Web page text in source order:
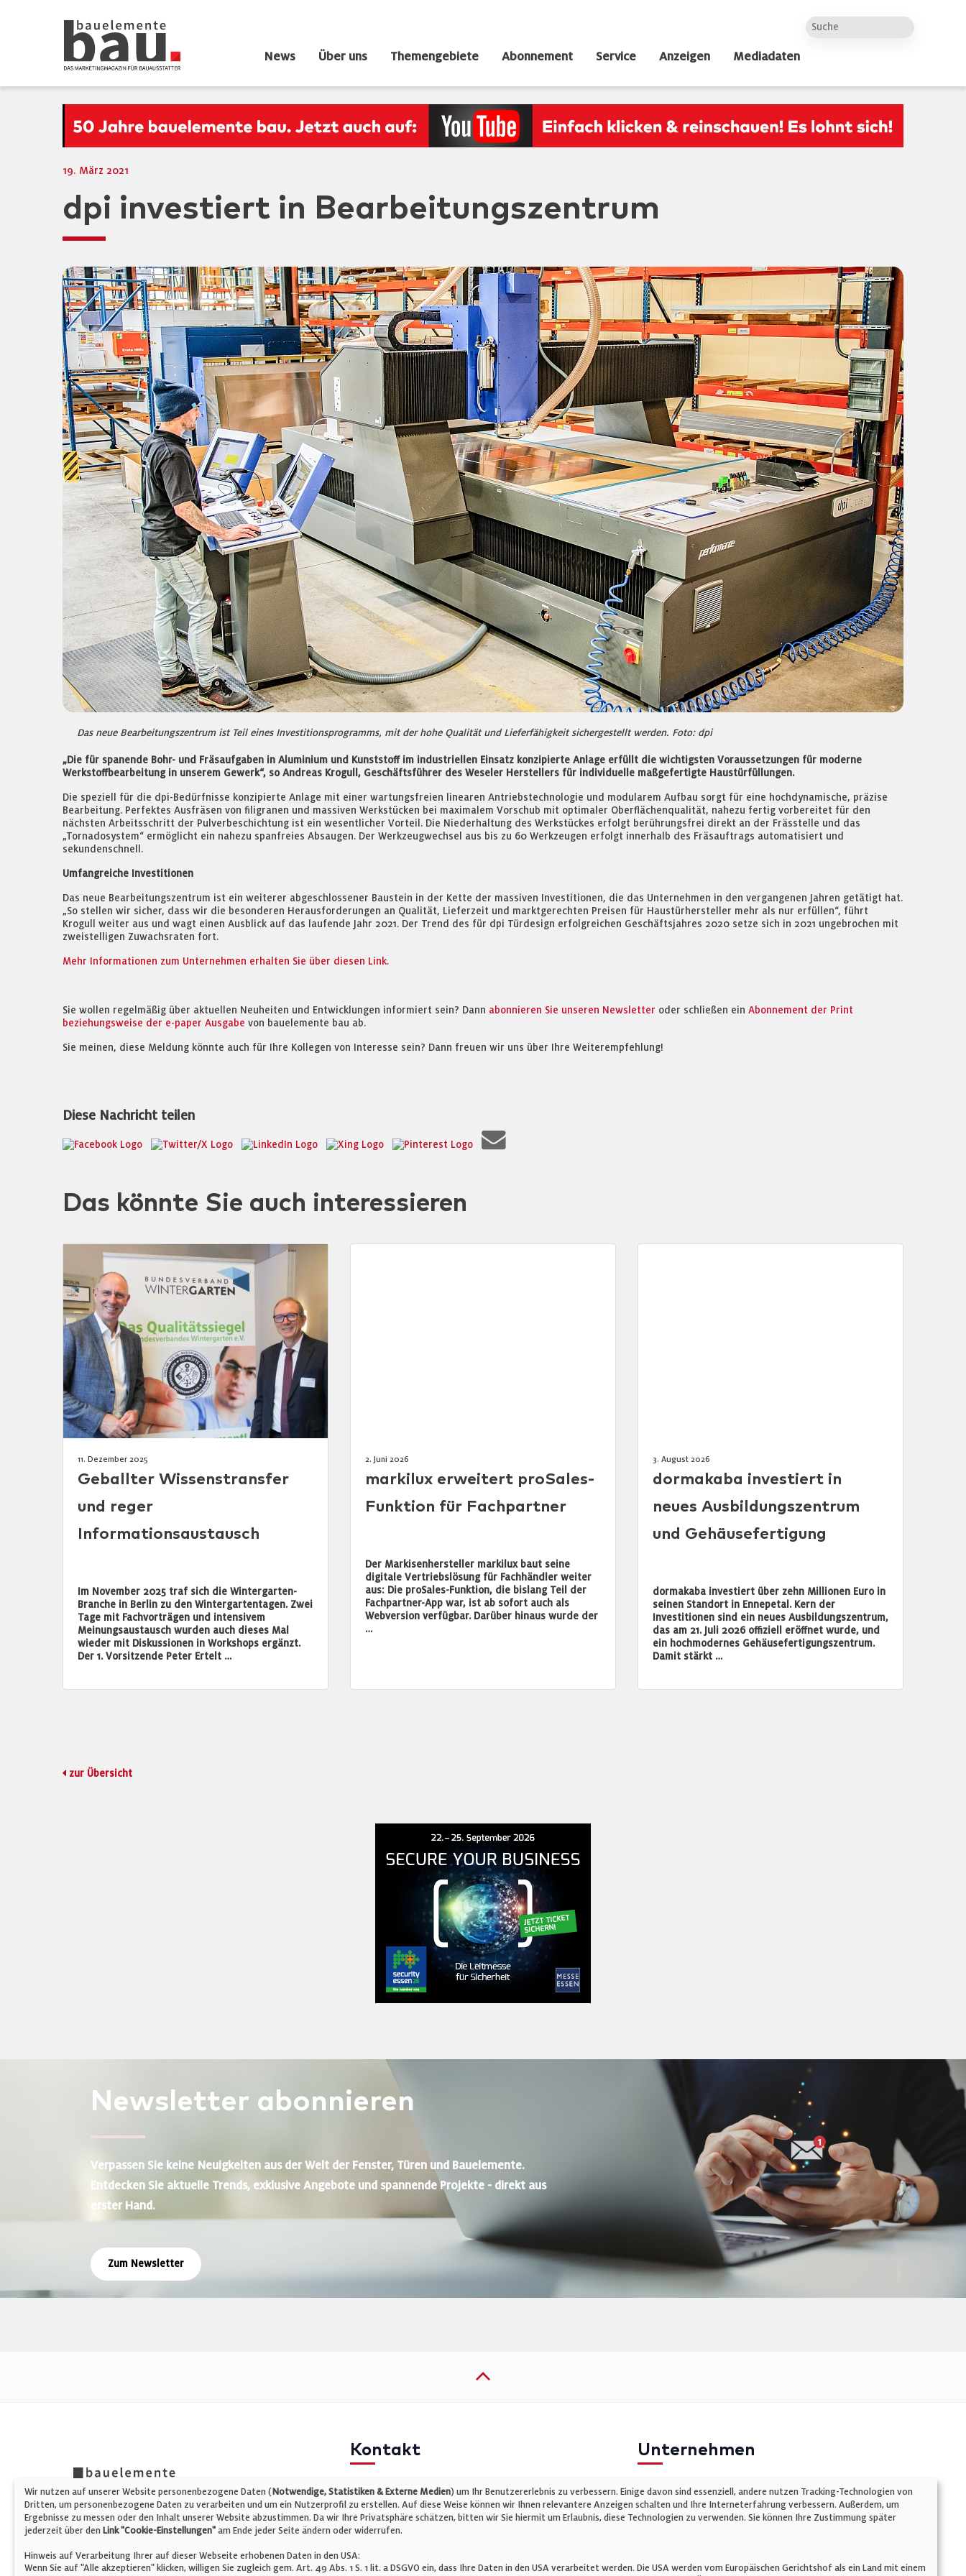
News Über uns Themengebiete Abonnement Service Anzeigen Mediadaten
19. März 2021
dpi investiert in Bearbeitungszentrum
Das neue Bearbeitungszentrum ist Teil eines Investitionsprogramms, mit der hohe Qualität und Lieferfähigkeit sichergestellt werden. Foto: dpi
„Die für spanende Bohr- und Fräsaufgaben in Aluminium und Kunststoff im industriellen Einsatz konzipierte Anlage erfüllt die wichtigsten Voraussetzungen für moderne
Werkstoffbearbeitung in unserem Gewerk“, so Andreas Krogull, Geschäftsführer des Weseler Herstellers für individuelle maßgefertigte Haustürfüllungen.
Die speziell für die dpi-Bedürfnisse konzipierte Anlage mit einer wartungsfreien linearen Antriebstechnologie und modularem Aufbau sorgt für eine hochdynamische, präzise
Bearbeitung. Perfektes Ausfräsen von filigranen und massiven Werkstücken bei maximalem Vorschub mit optimaler Oberflächenqualität, nahezu fertig vorbereitet für den
nächsten Arbeitsschritt der Pulverbeschichtung ist ein wesentlicher Vorteil. Die Niederhaltung des Werkstückes erfolgt berührungsfrei direkt an der Frässtelle und das
„Tornadosystem“ ermöglicht ein nahezu spanfreies Absaugen. Der Werkzeugwechsel aus bis zu 60 Werkzeugen erfolgt innerhalb des Fräsauftrags automatisiert und
sekundenschnell.
Umfangreiche Investitionen
Das neue Bearbeitungszentrum ist ein weiterer abgeschlossener Baustein in der Kette der massiven Investitionen, die das Unternehmen in den vergangenen Jahren getätigt hat.
„So stellen wir sicher, dass wir die besonderen Herausforderungen an Qualität, Lieferzeit und marktgerechten Preisen für Haustürhersteller mehr als nur erfüllen“, führt
Krogull weiter aus und wagt einen Ausblick auf das laufende Jahr 2021. Der Trend des für dpi Türdesign erfolgreichen Geschäftsjahres 2020 setze sich in 2021 ungebrochen mit
zweistelligen Zuwachsraten fort.
Mehr Informationen zum Unternehmen erhalten Sie über diesen Link.
Sie wollen regelmäßig über aktuellen Neuheiten und Entwicklungen informiert sein? Dann abonnieren Sie unseren Newsletter oder schließen ein Abonnement der Print
beziehungsweise der e-paper Ausgabe von bauelemente bau ab.
Sie meinen, diese Meldung könnte auch für Ihre Kollegen von Interesse sein? Dann freuen wir uns über Ihre Weiterempfehlung!
Diese Nachricht teilen
Das könnte Sie auch interessieren
11. Dezember 2025
Geballter Wissenstransfer
und reger
Informationsaustausch
Im November 2025 traf sich die Wintergarten-
Branche in Berlin zu den Wintergartentagen. Zwei
Tage mit Fachvorträgen und intensivem
Meinungsaustausch wurden auch dieses Mal
wieder mit Diskussionen in Workshops ergänzt.
Der 1. Vorsitzende Peter Ertelt …
2. Juni 2026
markilux erweitert proSales-
Funktion für Fachpartner
Der Markisenhersteller markilux baut seine
digitale Vertriebslösung für Fachhändler weiter
aus: Die proSales-Funktion, die bislang Teil der
Fachpartner-App war, ist ab sofort auch als
Webversion verfügbar. Darüber hinaus wurde der
…
3. August 2026
dormakaba investiert in
neues Ausbildungszentrum
und Gehäusefertigung
dormakaba investiert über zehn Millionen Euro in
seinen Standort in Ennepetal. Kern der
Investitionen sind ein neues Ausbildungszentrum,
das am 21. Juli 2026 offiziell eröffnet wurde, und
ein hochmodernes Gehäusefertigungszentrum.
Damit stärkt …
zur Übersicht
Newsletter abonnieren
Verpassen Sie keine Neuigkeiten aus der Welt der Fenster, Türen und Bauelemente.
Entdecken Sie aktuelle Trends, exklusive Angebote und spannende Projekte - direkt aus
erster Hand.
Zum Newsletter
Kontakt
E-Mail:info@bauelemente-bau.eu
Unternehmen
Datenschutz
Cookie-Einstellungen
Wir nutzen auf unserer Website personenbezogene Daten (Notwendige, Statistiken & Externe Medien) um Ihr Benutzererlebnis zu verbessern. Einige davon sind essenziell, andere nutzen Tracking-Technologien von
Dritten, um personenbezogene Daten zu verarbeiten und um ein Nutzerprofil zu erstellen. Auf diese Weise können wir Ihnen relevantere Anzeigen schalten und Ihre Interneterfahrung verbessern. Außerdem, um
Ergebnisse zu messen oder den Inhalt unserer Website abzustimmen. Da wir Ihre Privatsphäre schätzen, bitten wir Sie hiermit um Erlaubnis, diese Technologien zu verwenden. Sie können Ihre Zustimmung später
jederzeit über den Link "Cookie-Einstellungen" am Ende jeder Seite ändern oder widerrufen.
Hinweis auf Verarbeitung Ihrer auf dieser Webseite erhobenen Daten in den USA:
Wenn Sie auf "Alle akzeptieren" klicken, willigen Sie zugleich gem. Art. 49 Abs. 1 S. 1 lit. a DSGVO ein, dass Ihre Daten in den USA verarbeitet werden. Die USA werden vom Europäischen Gerichtshof als ein Land mit einem